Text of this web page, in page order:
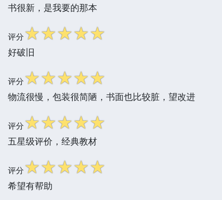
书很新，是我要的那本
评分☆☆☆☆☆
好破旧
评分☆☆☆☆☆
物流很慢，包装很简陋，书面也比较脏，望改进
评分☆☆☆☆☆
五星级评价，经典教材
评分☆☆☆☆☆
希望有帮助